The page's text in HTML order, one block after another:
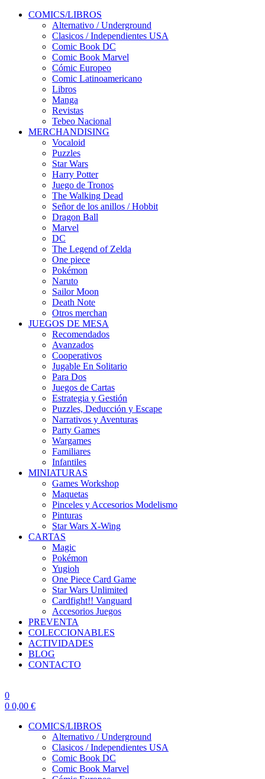
COMICS/LIBROS
Alternativo / Underground
Clasicos / Independientes USA
Comic Book DC
Comic Book Marvel
Cómic Europeo
Comic Latinoamericano
Libros
Manga
Revistas
Tebeo Nacional
MERCHANDISING
Vocaloid
Puzzles
Star Wars
Harry Potter
Juego de Tronos
The Walking Dead
Señor de los anillos / Hobbit
Dragon Ball
Marvel
DC
The Legend of Zelda
One piece
Pokémon
Naruto
Sailor Moon
Death Note
Otros merchan
JUEGOS DE MESA
Recomendados
Avanzados
Cooperativos
Jugable En Solitario
Para Dos
Juegos de Cartas
Estrategia y Gestión
Puzzles, Deducción y Escape
Narrativos y Aventuras
Party Games
Wargames
Familiares
Infantiles
MINIATURAS
Games Workshop
Maquetas
Pinceles y Accesorios Modelismo
Pinturas
Star Wars X-Wing
CARTAS
Magic
Pokémon
Yugioh
One Piece Card Game
Star Wars Unlimited
Cardfight!! Vanguard
Accesorios Juegos
PREVENTA
COLECCIONABLES
ACTIVIDADES
BLOG
CONTACTO
0
0 0,00 €
COMICS/LIBROS
Alternativo / Underground
Clasicos / Independientes USA
Comic Book DC
Comic Book Marvel